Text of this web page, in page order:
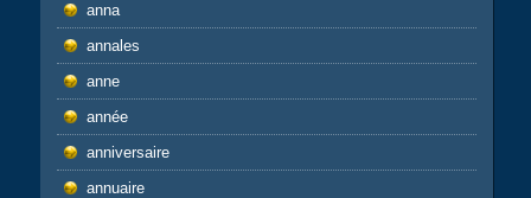
anna
annales
anne
année
anniversaire
annuaire